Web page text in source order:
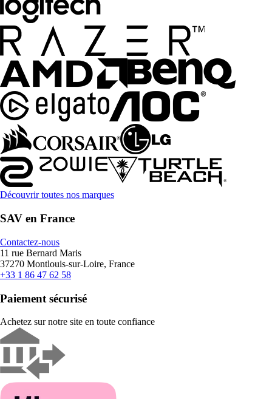
Découvrir toutes nos marques
SAV en France
Contactez-nous
11 rue Bernard Maris
37270 Montlouis-sur-Loire, France
+33 1 86 47 62 58
Paiement sécurisé
Achetez sur notre site en toute confiance